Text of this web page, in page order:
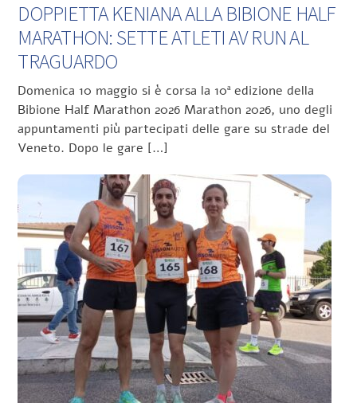
DOPPIETTA KENIANA ALLA BIBIONE HALF
MARATHON: SETTE ATLETI AV RUN AL
TRAGUARDO
Domenica 10 maggio si è corsa la 10ª edizione della
Bibione Half Marathon 2026 Marathon 2026, uno degli
appuntamenti più partecipati delle gare su strade del
Veneto. Dopo le gare […]